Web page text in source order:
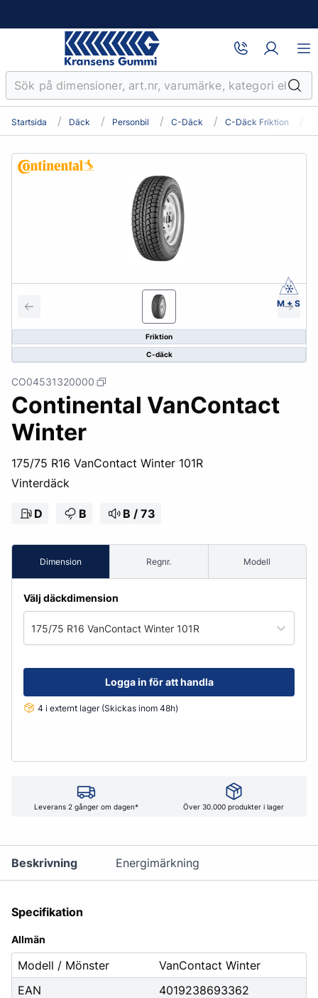
Startsida Däck Personbil C-Däck C-Däck Friktion
Friktion
C-däck
M + S
CO04531320000
Continental VanContact
Winter
175/75 R16 VanContact Winter 101R
Vinterdäck
D B B / 73
Dimension Regnr. Modell
Välj däckdimension
175/75 R16 VanContact Winter 101R
Logga in för att handla
4 i externt lager (Skickas inom 48h)
Leverans 2 gånger om dagen* Över 30.000 produkter i lager
Beskrivning Energimärkning
Specifikation
Allmän
Modell / Mönster
VanContact Winter
EAN
4019238693362